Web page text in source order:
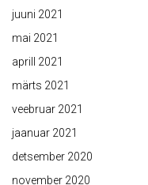
juuni 2021
mai 2021
aprill 2021
märts 2021
veebruar 2021
jaanuar 2021
detsember 2020
november 2020